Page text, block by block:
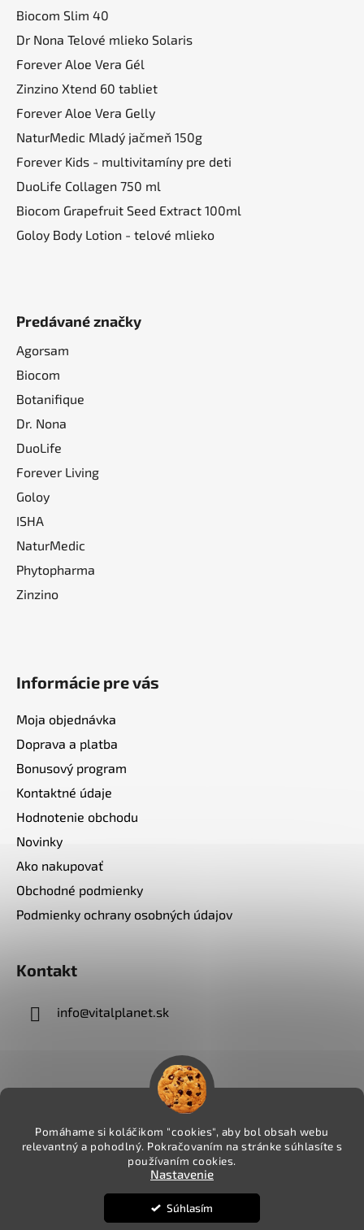
Pomáhame si koláčikom "cookies", aby bol obsah webu
relevantný a pohodlný. Pokračovaním na stránke súhlasíte s
používaním cookies.
Nastavenie
Súhlasím
e
p
v
ý
p
s
u
Biocom Slim 40
Dr Nona Telové mlieko Solaris
Forever Aloe Vera Gél
Zinzino Xtend 60 tabliet
Forever Aloe Vera Gelly
NaturMedic Mladý jačmeň 150g
Forever Kids - multivitamíny pre deti
DuoLife Collagen 750 ml
Biocom Grapefruit Seed Extract 100ml
Goloy Body Lotion - telové mlieko
Predávané značky
Agorsam
Biocom
Botanifique
Dr. Nona
DuoLife
Forever Living
Goloy
ISHA
NaturMedic
Phytopharma
Zinzino
Informácie pre vás
Moja objednávka
Doprava a platba
Bonusový program
Kontaktné údaje
Hodnotenie obchodu
Novinky
Ako nakupovať
Obchodné podmienky
Podmienky ochrany osobných údajov
Kontakt
info@vitalplanet.sk